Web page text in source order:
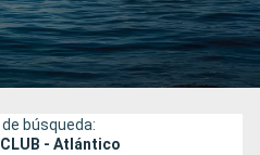
búsqueda:
CLUB - Atlántico